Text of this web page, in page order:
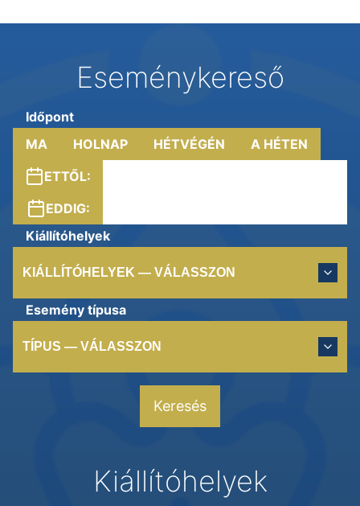
Eseménykereső
Időpont
MA
HOLNAP HÉTVÉGÉN
A HÉTEN
ETTŐL:
EDDIG:
Kiállítóhelyek
KIÁLLÍTÓHELYEK — VÁLASSZON
Esemény típusa
TÍPUS — VÁLASSZON
Keresés
Kiállítóhelyek